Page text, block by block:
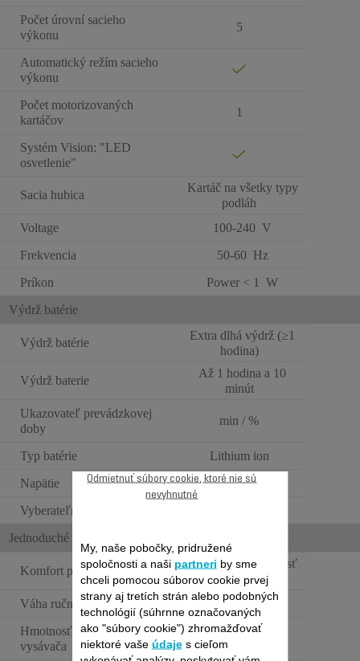
Počet úrovní sacieho
výkonu
5
Automatický režím sacieho
výkonu
Počet motorizovaných
kartáčov
1
Systém Vision: "LED
osvetlenie"
Sacia hubica
Kartáč na všetky typy
podláh
Voltage
100-240 V
Frekvencia
50-60 Hz
Príkon
Power < 1 W
Výdrž batérie
Výdrž batérie
Extra dlhá výdrž (≥1
hodina)
Výdrž baterie
Až 1 hodina a 10
minút
Ukazovateľ prevádzkovej
doby
min / %
Typ batérie
Lithium ion
Napätie
32.4V
Vyberateľná batéria
Jednoduché použitie
Komfort pri používaní
Štandardná hmotnosť
>1,6kg
Váha ručného vysávača
3.2 kg
Hmotnosť tyčového
vysávača
My, naše pobočky, pridružené
spoločnosti a naši partneri by sme
chceli pomocou súborov cookie prvej
strany aj tretích strán alebo podobných
technológií (súhrnne označovaných
ako "súbory cookie") zhromažďovať
niektoré vaše údajes cieľom
Odmietnuť súbory cookie, ktoré nie sú
nevyhnutné